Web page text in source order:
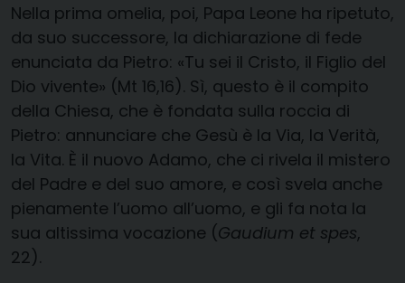
Nella prima omelia, poi, Papa Leone ha ripetuto,
da suo successore, la dichiarazione di fede
enunciata da Pietro: «Tu sei il Cristo, il Figlio del
Dio vivente» (Mt 16,16). Sì, questo è il compito
della Chiesa, che è fondata sulla roccia di
Pietro: annunciare che Gesù è la Via, la Verità,
la Vita. È il nuovo Adamo, che ci rivela il mistero
del Padre e del suo amore, e così svela anche
pienamente l’uomo all’uomo, e gli fa nota la
sua altissima vocazione (Gaudium et spes,
22).